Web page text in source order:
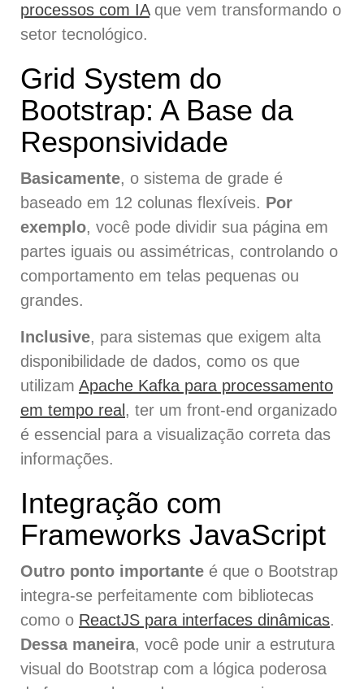
processos com IAque vem transformando o
setor tecnológico.
Grid System do
Bootstrap: A Base da
Responsividade
Basicamente, o sistema de grade é
baseado em 12 colunas flexíveis. Por
exemplo, você pode dividir sua página em
partes iguais ou assimétricas, controlando o
comportamento em telas pequenas ou
grandes.
Inclusive, para sistemas que exigem alta
disponibilidade de dados, como os que
utilizam Apache Kafka para processamento
em tempo real , ter um front-end organizado
é essencial para a visualização correta das
informações.
Integração com
Frameworks JavaScript
Outro ponto importante é que o Bootstrap
integra-se perfeitamente com bibliotecas
como o ReactJS para interfaces dinâmicas.
Dessa maneira, você pode unir a estrutura
visual do Bootstrap com a lógica poderosa